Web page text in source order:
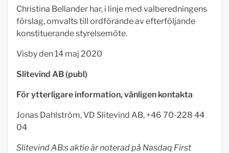
Christina Bellander har, i linje med valberedningens
förslag, omvalts till ordförande av efterföljande
konstituerande styrelsemöte.
Visby den 14 maj 2020
Slitevind AB (publ)
För ytterligare information, vänligen kontakta
Jonas Dahlström, VD Slitevind AB, +46 70-228 44
04
Slitevind AB:s aktie är noterad på Nasdaq First